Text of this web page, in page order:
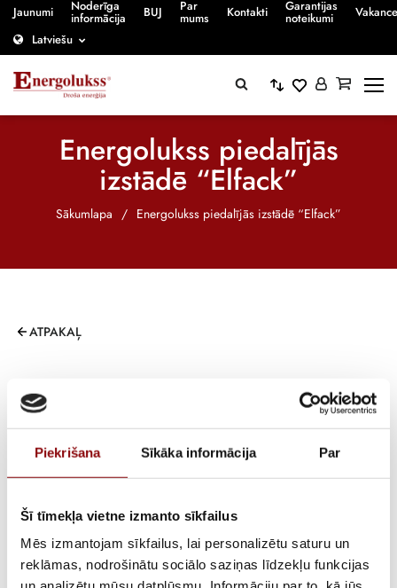
Piekrišana Sīkāka informācija Par
Šī tīmekļa vietne izmanto sīkfailus
Mēs izmantojam sīkfailus, lai personalizētu saturu un
reklāmas, nodrošinātu sociālo saziņas līdzekļu funkcijas
Jaunumi Noderīga
informācija BUJ Par
mums Kontakti Garantijas
noteikumi
Latviešu
Energolukss piedalījās
izstādē “Elfack”
Sākumlapa / Energolukss piedalījās izstādē “Elfack”
ATPAKAĻ